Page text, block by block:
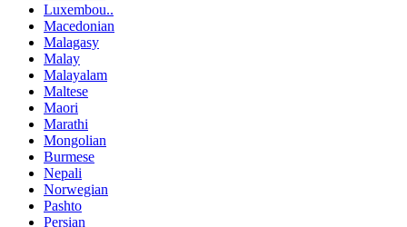
Luxembou..
Macedonian
Malagasy
Malay
Malayalam
Maltese
Maori
Marathi
Mongolian
Burmese
Nepali
Norwegian
Pashto
Persian